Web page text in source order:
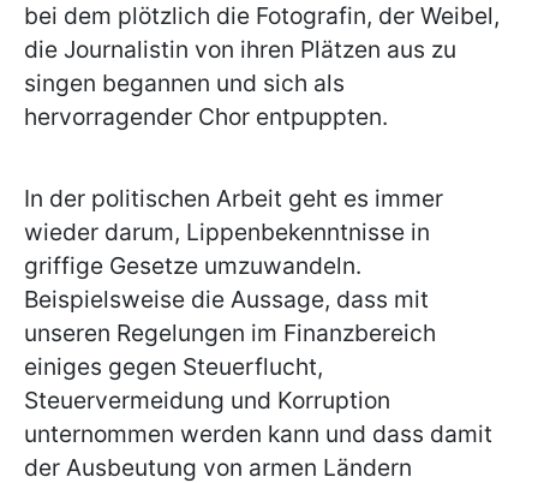
bei dem plötzlich die Fotografin, der Weibel,
die Journalistin von ihren Plätzen aus zu
singen begannen und sich als
hervorragender Chor entpuppten.
In der politischen Arbeit geht es immer
wieder darum, Lippenbekenntnisse in
griffige Gesetze umzuwandeln.
Beispielsweise die Aussage, dass mit
unseren Regelungen im Finanzbereich
einiges gegen Steuerflucht,
Steuervermeidung und Korruption
unternommen werden kann und dass damit
der Ausbeutung von armen Ländern